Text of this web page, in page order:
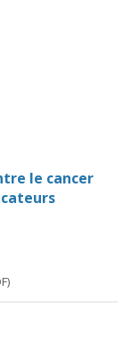
le cancer